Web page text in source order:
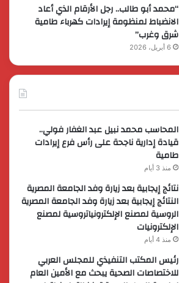
“محمد أبو طالب.. رجل الأرقام الذي أعاد
الانضباط لمنظومة إيرادات كهرباء طامية
شرق وغرب”
6 أبريل، 2026
المحاسب محمد نبيل عبد الغفار فولي..
قيادة إدارية ناجحة على رأس فرع إيرادات
طامية
منذ 3 أيام
نتائج إيجابية بعد زيارة وفد الجامعة المصرية
النتائج إيجابية بعد زيارة وفد الجامعة المصرية
الروسية لمصنع الإلكترونياتروسية لمصنع
الإلكترونيات
منذ 4 أيام
رئيس المكتب التنفيذي للمجلس العربي
للاختصاصات الصحية يبحث مع الأمين العام